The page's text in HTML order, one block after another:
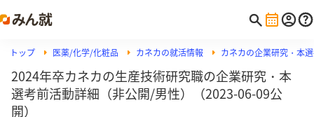
トップ 医薬/化学/化粧品 カネカの就活情報 カネカの企業研究・本
2024年卒カネカの生産技術研究職の企業研究・本
選考前活動詳細（非公開/男性）（2023-06-09公
開）